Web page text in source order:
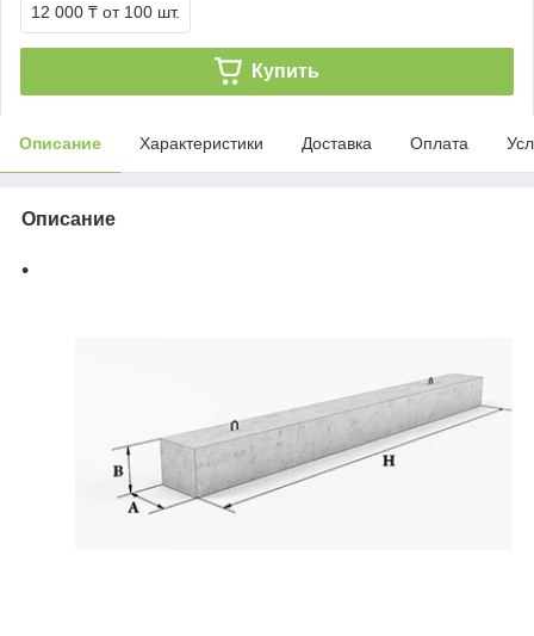
12 000 ₸ от 100 шт.
Купить
Описание Характеристики Доставка Оплата
Описание